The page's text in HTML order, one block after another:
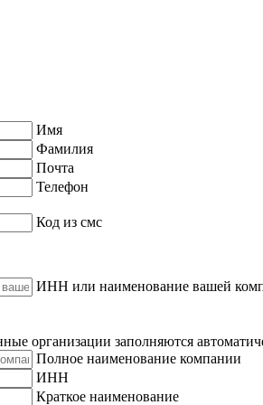
Имя
Фамилия
Почта
Телефон
Код из смс
ИНН или наименование вашей
организации заполняются
Полное наименование компании
ИНН
Краткое наименование